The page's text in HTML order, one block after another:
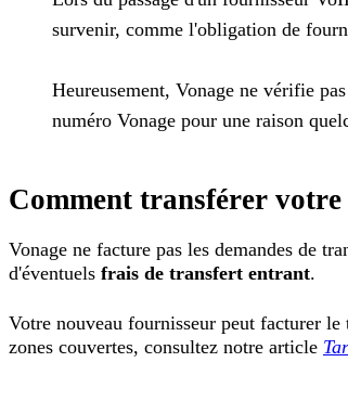
survenir, comme l'obligation de
Heureusement, Vonage ne vérifie
numéro Vonage pour une raison
Comment transférer
Vonage ne facture pas les demandes de
d'éventuels frais de transfert entrant.
Votre nouveau fournisseur peut facturer
zones couvertes, consultez notre article